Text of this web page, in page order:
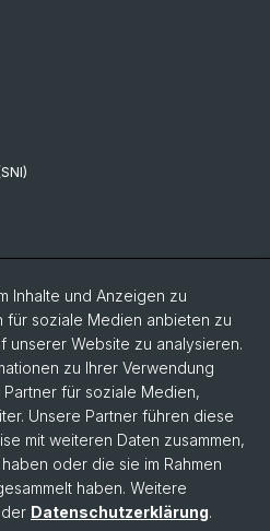
Inhalte und Anzeigen zu
für soziale Medien anbieten zu
unserer Website zu analysieren.
zu Ihrer Verwendung
für soziale Medien,
Unsere Partner führen diese
mit weiteren Daten zusammen,
oder die sie im Rahmen
haben. Weitere
Datenschutzerklärung.